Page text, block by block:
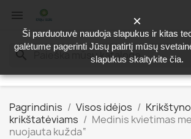

search
Pagrindinis Visos idėjos
krikštatėviams
Medinis kvietimas
nuojauta kužda“
Ši parduotuvė naudoja slapukus ir kitas
galėtume pagerinti Jūsų patirtį mūsų
slapukus skaitykite čia.
×